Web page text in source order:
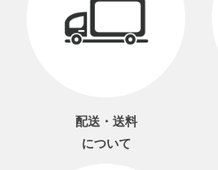
配送・送料
について